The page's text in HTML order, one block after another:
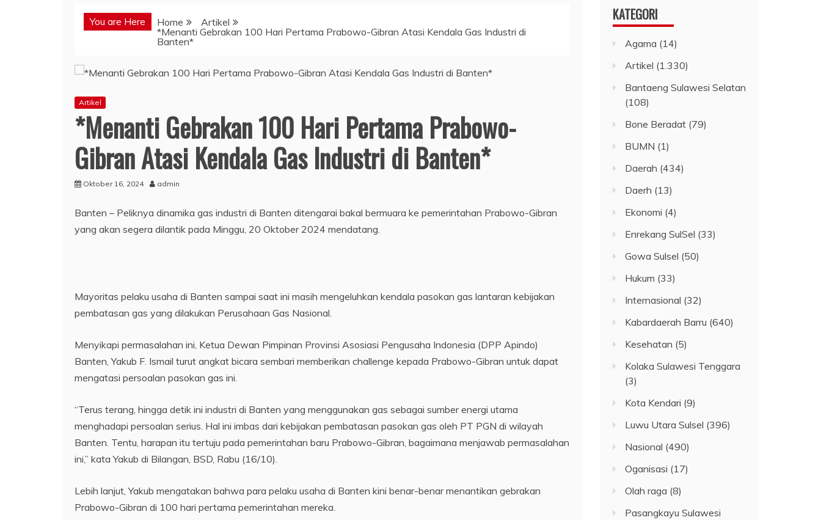
You are Here Home
Artikel
*Menanti Gebrakan 100 Hari Pertama Prabowo-Gibran Atasi Kendala Gas Industri di
Banten*
Artikel
*Menanti Gebrakan 100 Hari Pertama Prabowo-
Gibran Atasi Kendala Gas Industri di Banten*
Oktober 16, 2024 admin
Banten – Peliknya dinamika gas industri di Banten ditengarai bakal bermuara ke pemerintahan Prabowo-Gibran
yang akan segera dilantik pada Minggu, 20 Oktober 2024 mendatang.
Mayoritas pelaku usaha di Banten sampai saat ini masih mengeluhkan kendala pasokan gas lantaran kebijakan
pembatasan gas yang dilakukan Perusahaan Gas Nasional.
Menyikapi permasalahan ini, Ketua Dewan Pimpinan Provinsi Asosiasi Pengusaha Indonesia (DPP Apindo)
Banten, Yakub F. Ismail turut angkat bicara sembari memberikan challenge kepada Prabowo-Gibran untuk dapat
mengatasi persoalan pasokan gas ini.
“Terus terang, hingga detik ini industri di Banten yang menggunakan gas sebagai sumber energi utama
menghadapi persoalan serius. Hal ini imbas dari kebijakan pembatasan pasokan gas oleh PT PGN di wilayah
Banten. Tentu, harapan itu tertuju pada pemerintahan baru Prabowo-Gibran, bagaimana menjawab permasalahan
ini,” kata Yakub di Bilangan, BSD, Rabu (16/10).
Lebih lanjut, Yakub mengatakan bahwa para pelaku usaha di Banten kini benar-benar menantikan gebrakan
Prabowo-Gibran di 100 hari pertama pemerintahan mereka.
KATEGORI
Agama (14)
Artikel (1.330)
Bantaeng Sulawesi Selatan
(108)
Bone Beradat (79)
BUMN (1)
Daerah (434)
Daerh (13)
Ekonomi (4)
Enrekang SulSel (33)
Gowa Sulsel (50)
Hukum (33)
Internasional (32)
Kabardaerah Barru (640)
Kesehatan (5)
Kolaka Sulawesi Tenggara
(3)
Kota Kendari (9)
Luwu Utara Sulsel (396)
Nasional (490)
Oganisasi (17)
Olah raga (8)
Pasangkayu Sulawesi